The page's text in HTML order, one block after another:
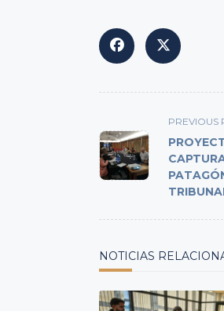
class="nav-
subtitle
screen-
PREVIOUS
NOTICIAS